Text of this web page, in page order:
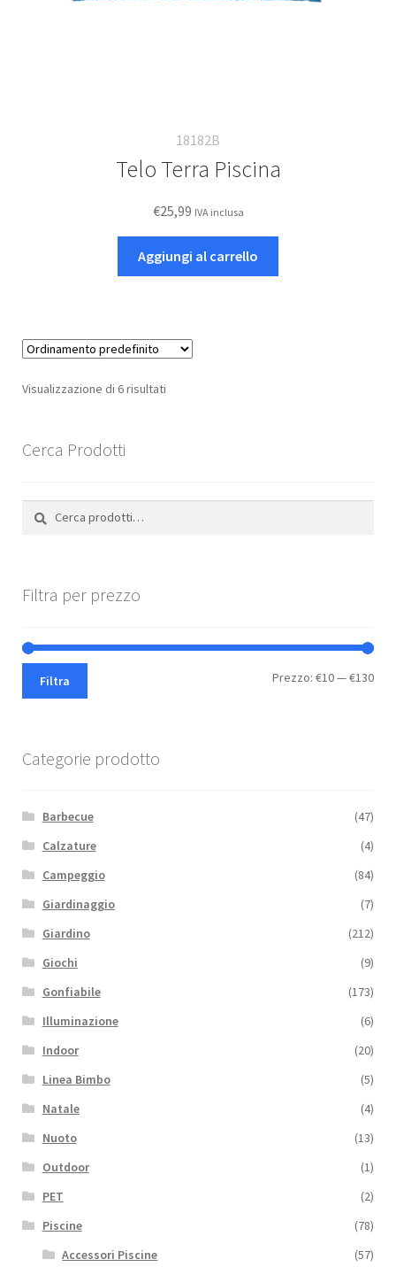
18182B
Telo Terra Piscina
€25,99 IVA inclusa
Aggiungi al carrello
Visualizzazione di 6 risultati
Cerca Prodotti
Cerca:
Cerca
Filtra per prezzo
Filtra Prezzo: €10—€130
Categorie prodotto
Barbecue
(47)
Calzature
(4)
Campeggio
(84)
Giardinaggio
(7)
Giardino
(212)
Giochi
(9)
Gonfiabile
(173)
Illuminazione
(6)
Indoor
(20)
Linea Bimbo
(5)
Natale
(4)
Nuoto
(13)
Outdoor
(1)
PET
(2)
Piscine
(78)
Accessori Piscine
(57)